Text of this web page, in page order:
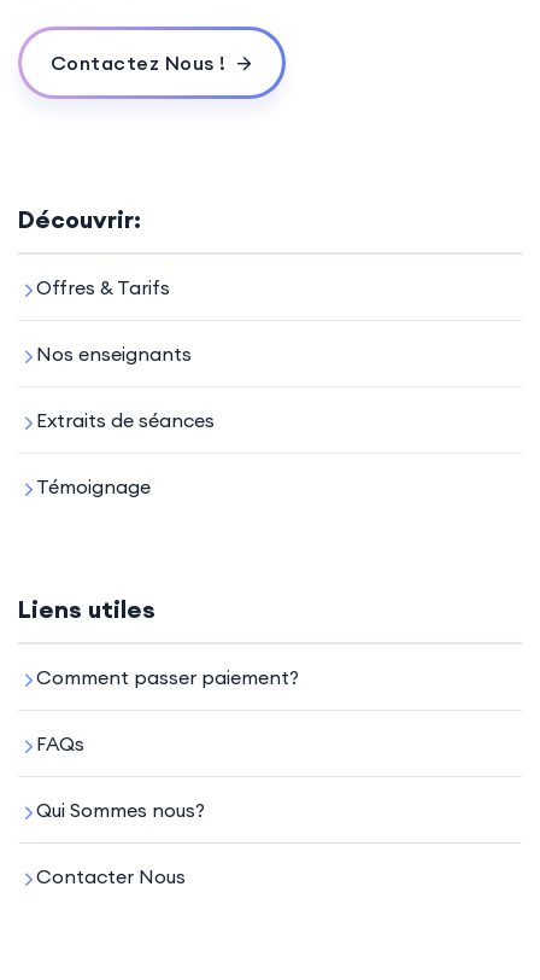
Contactez Nous !
Découvrir:
Offres & Tarifs
Nos enseignants
Extraits de séances
Témoignage
Liens utiles
Comment passer paiement?
FAQs
Qui Sommes nous?
Contacter Nous